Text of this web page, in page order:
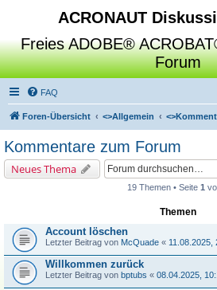
ACRONAUT
Freies ADOBE®
Forum
FAQ
Foren-Übersicht <>Allgemein <>
Kommentare zum Forum
Neues Thema
19 Themen • Seite 1
Themen
Account löschen
Letzter Beitrag von McQuade « 11.08.2025,
Willkommen zurück
Letzter Beitrag von bptubs « 08.04.2025,